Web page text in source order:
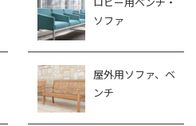
ソファ
屋外用ソファ、ベ
ンチ